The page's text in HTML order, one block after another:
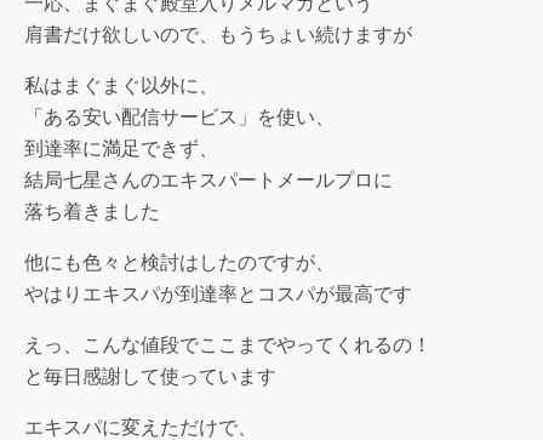
肩書だけ欲しいので、もうちょい続けますが
私はまぐまぐ以外に、
「ある安い配信サービス」を使い、
到達率に満足できず、
結局七星さんのエキスパートメールプロに
落ち着きました
他にも色々と検討はしたのですが、
やはりエキスパが到達率とコスパが最高です
えっ、こんな値段でここまでやってくれるの！
と毎日感謝して使っています
エキスパに変えただけで、